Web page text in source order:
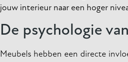
jouw interieur naar een hoger
De psychologie
Meubels hebben een directe